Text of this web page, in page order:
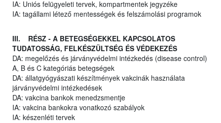
IA: Uniós felügyeleti tervek, kompartmentek jegyzéke
IA: tagállami létező mentességek és felszámolási programok
III. RÉSZ - A BETEGSÉGEKKEL KAPCSOLATOS
TUDATOSSÁG, FELKÉSZÜLTSÉG ÉS VÉDEKEZÉS
DA: megelőzés és járványvédelmi intézkedés (disease control)
A, B és C kategóriás betegségek
DA: állatgyógyászati készítmények vakcinák használata
járványvédelmi intézkedések
DA: vakcina bankok menedzsmentje
IA: vakcina bankokra vonatkozó szabályok
IA: készenléti tervek